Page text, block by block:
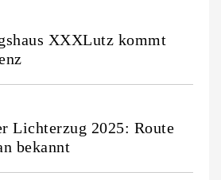
XXXLutz kommt
Lichterzug 2025: Route
bekannt